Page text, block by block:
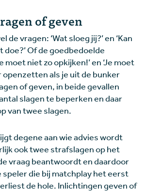
of geven
de vragen: ‘Wat sloeg jij?’ en ‘Kan
doe?’ Of de goedbedoelde
moet niet zo opkijken!’ en ‘Je moet
openzetten als je uit de bunker
of geven, in beide gevallen
slagen te beperken en daar
van twee slagen.
degene aan wie advies wordt
ook twee strafslagen op het
vraag beantwoordt en daardoor
speler die bij matchplay het eerst
de hole. Inlichtingen geven of